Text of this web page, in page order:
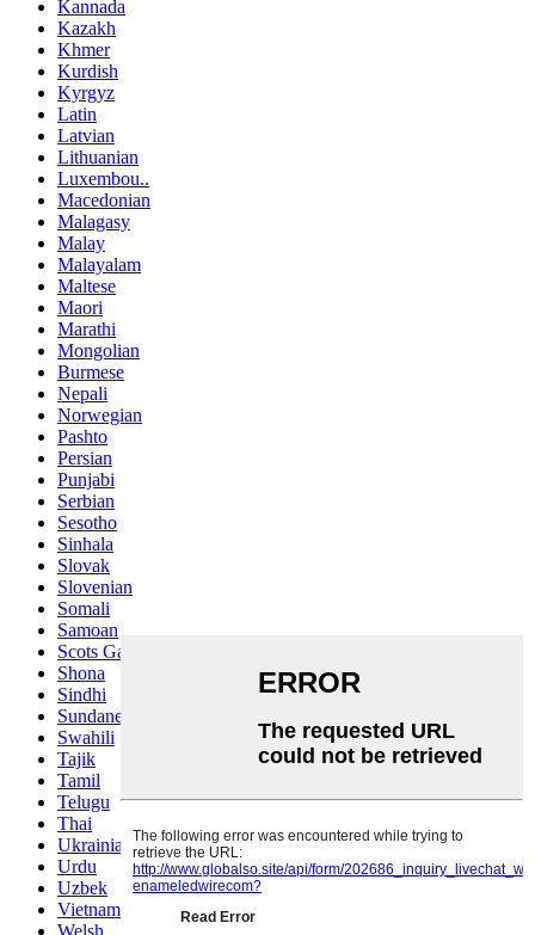
Kannada
Kazakh
Khmer
Kurdish
Kyrgyz
Latin
Latvian
Lithuanian
Luxembou..
Macedonian
Malagasy
Malay
Malayalam
Maltese
Maori
Marathi
Mongolian
Burmese
Nepali
Norwegian
Pashto
Persian
Punjabi
Serbian
Sesotho
Sinhala
Slovak
Slovenian
Somali
Samoan
Scots Gaelic
Shona
Sindhi
Sundanese
Swahili
Tajik
Tamil
Telugu
Thai
Ukrainian
Urdu
Uzbek
Vietnamese